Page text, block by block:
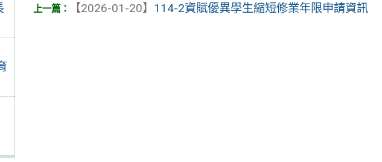
【2026-01-20】 114-2資賦優異學生縮短修業年限申請資訊